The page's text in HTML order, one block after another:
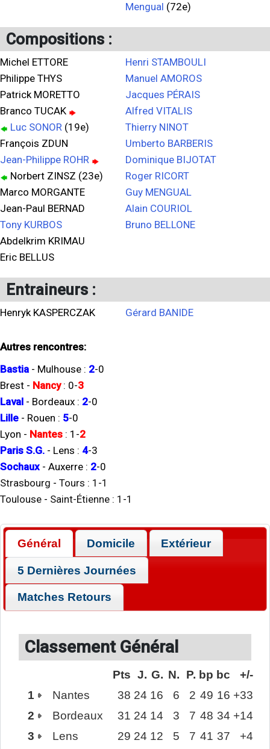
Mengual (72e)
Compositions :
Michel ETTORE
Philippe THYS
Patrick MORETTO
Branco TUCAK
Luc SONOR (19e)
François ZDUN
Jean-Philippe ROHR
Norbert ZINSZ (23e)
Marco MORGANTE
Jean-Paul BERNAD
Tony KURBOS
Abdelkrim KRIMAU
Eric BELLUS
Henri STAMBOULI
Manuel AMOROS
Jacques PÉRAIS
Alfred VITALIS
Thierry NINOT
Umberto BARBERIS
Dominique BIJOTAT
Roger RICORT
Guy MENGUAL
Alain COURIOL
Bruno BELLONE
Entraineurs :
Henryk KASPERCZAK Gérard BANIDE
Autres rencontres:
Bastia - Mulhouse : 2-0
Brest - Nancy: 0-3
Laval - Bordeaux : 2-0
Lille - Rouen : 5-0
Lyon - Nantes : 1 -2
Paris S.G. - Lens : 4-3
Sochaux - Auxerre : 2-0
Strasbourg - Tours : 1 -1
Toulouse - Saint-Étienne : 1 -1
Général Domicile Extérieur
5 Dernières Journées
Matches Retours
Classement Général
Pts J. G. N. P. bp bc
+/-
1
Nantes 38 24 16 6 2 49 16 +33
2
Bordeaux 31 24 14 3 7 48 34 +14
3
Lens 29 24 12 5 7 41 37
+4